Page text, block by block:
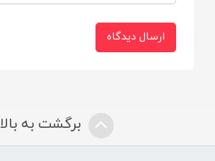
امکانات:
مخزن کوچک قابل تمیز کردن
ارسال دیدگاه
برگشت به بالا